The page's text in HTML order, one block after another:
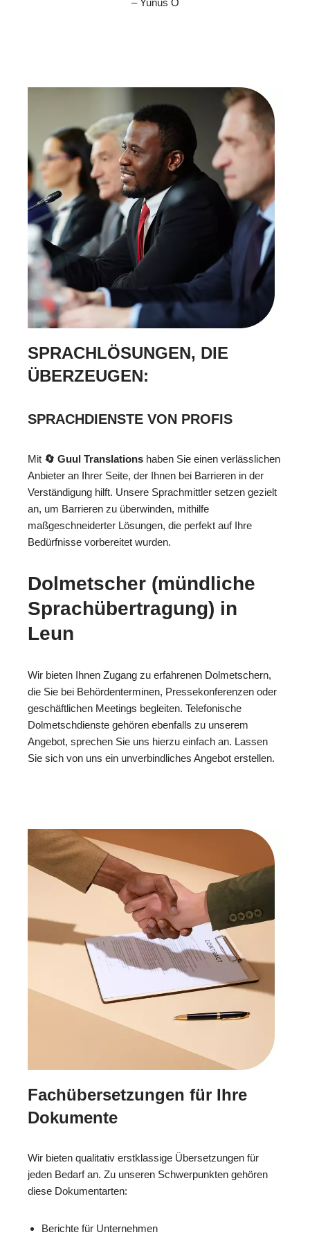
SPRACHLÖSUNGEN, DIE
ÜBERZEUGEN:
SPRACHDIENSTE VON PROFIS
Mit 🔄 Guul Translations haben Sie einen verlässlichen
Anbieter an Ihrer Seite, der Ihnen bei Barrieren in der
Verständigung hilft. Unsere Sprachmittler setzen gezielt
an, um Barrieren zu überwinden, mithilfe
maßgeschneiderter Lösungen, die perfekt auf Ihre
Bedürfnisse vorbereitet wurden.
Dolmetscher (mündliche
Sprachübertragung) in
Leun
Wir bieten Ihnen Zugang zu erfahrenen Dolmetschern,
die Sie bei Behördenterminen, Pressekonferenzen oder
geschäftlichen Meetings begleiten. Telefonische
Dolmetschdienste gehören ebenfalls zu unserem
Angebot, sprechen Sie uns hierzu einfach an. Lassen
Sie sich von uns ein unverbindliches Angebot erstellen.
Fachübersetzungen für Ihre
Dokumente
Wir bieten qualitativ erstklassige Übersetzungen für
jeden Bedarf an. Zu unseren Schwerpunkten gehören
diese Dokumentarten:
Berichte für Unternehmen